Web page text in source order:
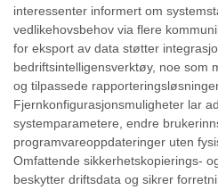
interessenter informert om
vedlikehovsbehov via flere
for eksport av data støtter
bedriftsintelligensverktøy, noe som
og tilpassede
Fjernkonfigurasjonsmuligheter lar
systemparametere, endre
programvareoppdateringer uten
Omfattende sikkerhetskopierings-
beskytter driftsdata og sikrer